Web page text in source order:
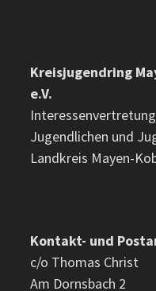
Kreisjugendring
e.V.
Jugendlichen und
Landkreis Mayen-
Kontakt- und
c/o Thomas Christ
Am Dornsbach 2